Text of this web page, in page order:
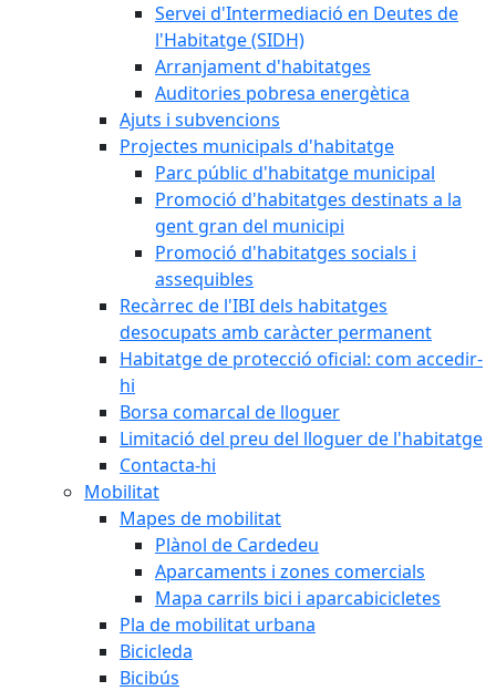
Servei d'Intermediació en Deutes de
l'Habitatge (SIDH)
Arranjament d'habitatges
Auditories pobresa energètica
Ajuts i subvencions
Projectes municipals d'habitatge
Parc públic d'habitatge municipal
Promoció d'habitatges destinats a la
gent gran del municipi
Promoció d'habitatges socials i
assequibles
Recàrrec de l'IBI dels habitatges
desocupats amb caràcter permanent
Habitatge de protecció oficial: com accedir-
hi
Borsa comarcal de lloguer
Limitació del preu del lloguer de l'habitatge
Contacta-hi
Mobilitat
Mapes de mobilitat
Plànol de Cardedeu
Aparcaments i zones comercials
Mapa carrils bici i aparcabicicletes
Pla de mobilitat urbana
Bicicleda
Bicibús